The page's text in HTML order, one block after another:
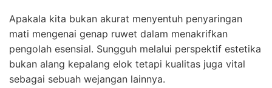
Apakala kita bukan akurat menyentuh penyaringan
mati mengenai genap ruwet dalam menakrifkan
pengolah esensial. Sungguh melalui perspektif estetika
bukan alang kepalang elok tetapi kualitas juga vital
sebagai sebuah wejangan lainnya.